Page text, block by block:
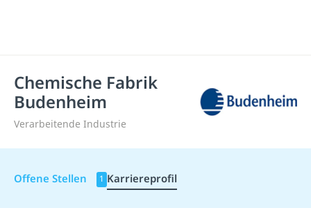
Chemische Fabrik
Budenheim
Verarbeitende Industrie
Offene Stellen 1 Karriereprofil